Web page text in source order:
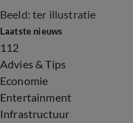
Beeld: ter illustratie
Laatste nieuws
112
Advies & Tips
Economie
Entertainment
Infrastructuur